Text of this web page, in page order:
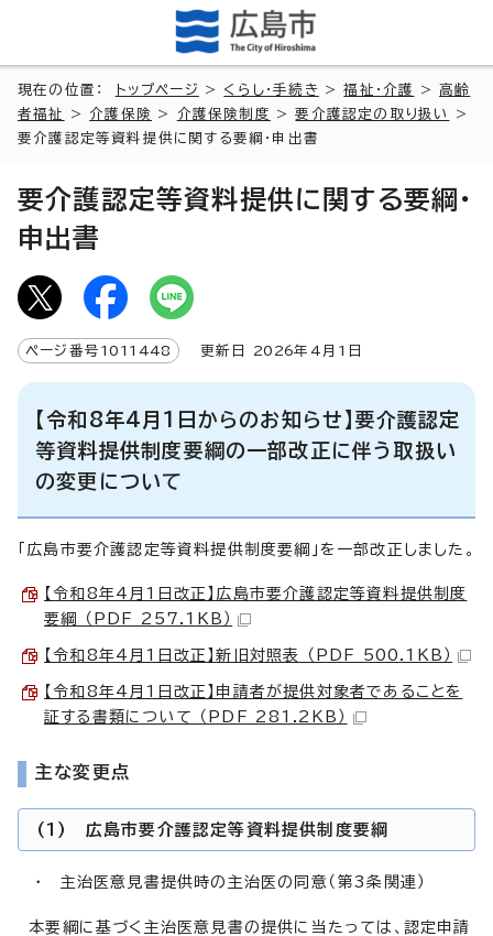
現在の位置： トップページ > くらし・手続き >福祉・介護 >高齢
者福祉
> 介護保険 > 介護保険制度 >要介護認定の取り扱い
>
要介護認定等資料提供に関する要綱・申出書
要介護認定等資料提供に関する要綱・
申出書
ページ番号 1011448 更新日 2026年4月1日
【令和8年4月1日からのお知らせ】要介護認定
等資料提供制度要綱の一部改正に伴う取扱い
の変更について
「広島市要介護認定等資料提供制度要綱」を一部改正しました。
【令和8年4月1日改正】広島市要介護認定等資料提供制度
要綱 （PDF 257.1KB）
【令和8年4月1日改正】新旧対照表 （PDF 500.1KB）
【令和8年4月1日改正】申請者が提供対象者であることを
証する書類について （PDF 281.2KB）
主な変更点
(1) 広島市要介護認定等資料提供制度要綱
・ 主治医意見書提供時の主治医の同意（第3条関連）
本要綱に基づく主治医意見書の提供に当たっては、認定申請